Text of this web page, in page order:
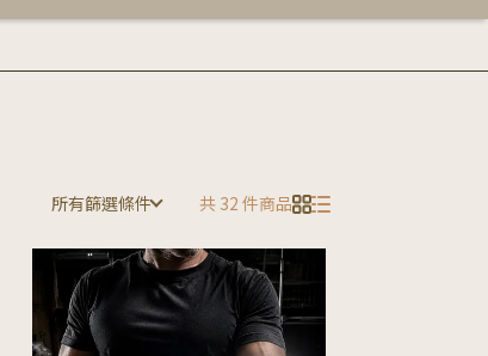
所有篩選條件 共 32 件商品